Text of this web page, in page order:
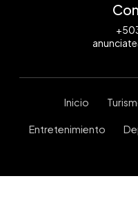
Inicio
Entretenimiento